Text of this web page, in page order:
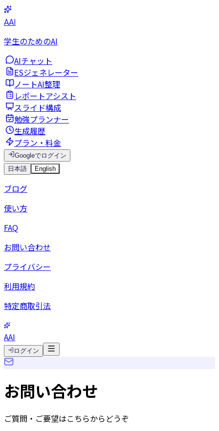
AAI
学生のためのAI
AIチャット
ESジェネレーター
ノートAI整理
レポートアシスト
スライド構成
勉強プランナー
生成履歴
プラン・料金
Googleでログイン
日本語
English
ブログ
使い方
FAQ
お問い合わせ
プライバシー
利用規約
特定商取引法
AAI
ログイン
お問い合わせ
ご質問・ご要望はこちらからどうぞ